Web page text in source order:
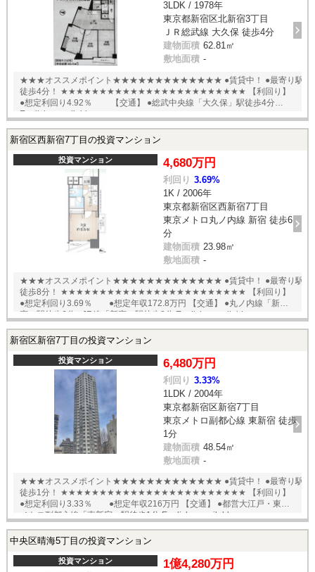
3LDK / 1978年
東京都新宿区北新宿3丁目
ＪＲ総武線 大久保 徒歩4分
建物面積 62.81㎡
敷地面積 -
★★★オススメポイント★★★★★★★★★★★★★ ●賃貸中！ ●最寄り駅
徒歩4分！ ★★★★★★★★★★★★★★★★★★★★★★★★ 【利回り】
●想定利回り4.92％ 【交通】 ●総武中央線「大久保」駅徒歩4分
English available
新宿区西新宿7丁目の投資マンション
投資マンション 4,680万円
利回り 3.69%
1K / 2006年
東京都新宿区西新宿7丁目
東京メトロ丸ノ内線 新宿 徒歩6
分
建物面積 23.98㎡
敷地面積 -
★★★オススメポイント★★★★★★★★★★★★★ ●賃貸中！ ●最寄り駅
徒歩8分！ ★★★★★★★★★★★★★★★★★★★★★★★★ 【利回り】
●想定利回り3.69％ ●想定年収172.8万円 【交通】 ●丸ノ内線「新
宿」駅徒歩6分 ●JR線「新宿」駅徒歩8分 English available
新宿区新宿7丁目の投資マンション
投資マンション 6,480万円
利回り 3.33%
1LDK / 2004年
東京都新宿区新宿7丁目
東京メトロ副都心線 東新宿 徒歩
1分
建物面積 48.54㎡
敷地面積 -
★★★オススメポイント★★★★★★★★★★★★★ ●賃貸中！ ●最寄り駅
徒歩1分！ ★★★★★★★★★★★★★★★★★★★★★★★★ 【利回り】
●想定利回り3.33％ ●想定年収216万円 【交通】 ●都営大江戸・東京
メトロ副都心線「東新宿」駅徒歩1分 English available
中央区晴海5丁目の投資マンション
投資マンション 1億4,280万円